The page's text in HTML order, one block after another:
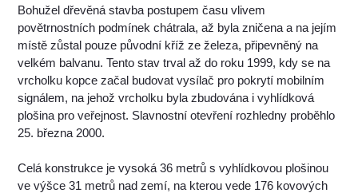
Bohužel dřevěná stavba postupem času vlivem
povětrnostních podmínek chátrala, až byla zničena a na jejím
místě zůstal pouze původní kříž ze železa, připevněný na
velkém balvanu. Tento stav trval až do roku 1999, kdy se na
vrcholku kopce začal budovat vysílač pro pokrytí mobilním
signálem, na jehož vrcholku byla zbudována i vyhlídková
plošina pro veřejnost. Slavnostní otevření rozhledny proběhlo
25. března 2000.
Celá konstrukce je vysoká 36 metrů s vyhlídkovou plošinou
ve výšce 31 metrů nad zemí, na kterou vede 176 kovových